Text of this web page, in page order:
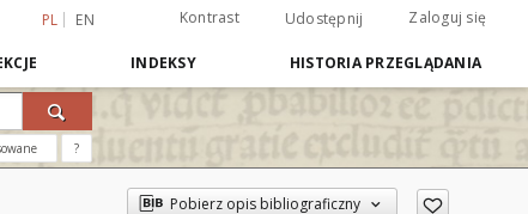
PL EN Kontrast Udostępnij Zaloguj się
INDEKSY HISTORIA PRZEGLĄDANIA
?
Pobierz opis bibliograficzny